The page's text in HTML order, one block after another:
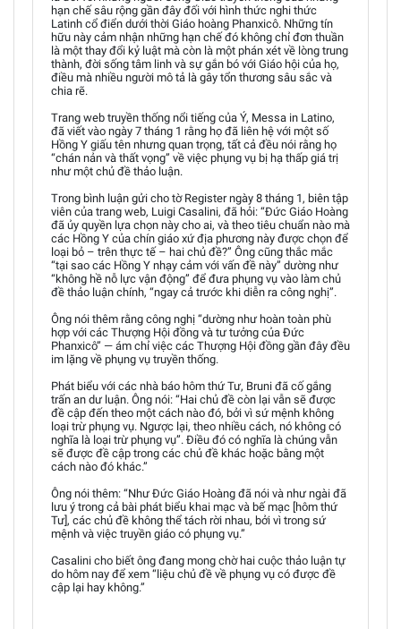
hạn chế sâu rộng gần đây đối với hình thức nghi thức
Latinh cổ điển dưới thời Giáo hoàng Phanxicô. Những tín
hữu này cảm nhận những hạn chế đó không chỉ đơn thuần
là một thay đổi kỷ luật mà còn là một phán xét về lòng trung
thành, đời sống tâm linh và sự gắn bó với Giáo hội của họ,
điều mà nhiều người mô tả là gây tổn thương sâu sắc và
chia rẽ.
Trang web truyền thống nổi tiếng của Ý, Messa in Latino,
đã viết vào ngày 7 tháng 1 rằng họ đã liên hệ với một số
Hồng Y giấu tên nhưng quan trọng, tất cả đều nói rằng họ
“chán nản và thất vọng” về việc phụng vụ bị hạ thấp giá trị
như một chủ đề thảo luận.
Trong bình luận gửi cho tờ Register ngày 8 tháng 1, biên tập
viên của trang web, Luigi Casalini, đã hỏi: “Đức Giáo Hoàng
đã ủy quyền lựa chọn này cho ai, và theo tiêu chuẩn nào mà
các Hồng Y của chín giáo xứ địa phương này được chọn để
loại bỏ – trên thực tế – hai chủ đề?” Ông cũng thắc mắc
“tại sao các Hồng Y nhạy cảm với vấn đề này” dường như
“không hề nỗ lực vận động” để đưa phụng vụ vào làm chủ
đề thảo luận chính, “ngay cả trước khi diễn ra công nghị”.
Ông nói thêm rằng công nghị “dường như hoàn toàn phù
hợp với các Thượng Hội đồng và tư tưởng của Đức
Phanxicô” — ám chỉ việc các Thượng Hội đồng gần đây đều
im lặng về phụng vụ truyền thống.
Phát biểu với các nhà báo hôm thứ Tư, Bruni đã cố gắng
trấn an dư luận. Ông nói: “Hai chủ đề còn lại vẫn sẽ được
đề cập đến theo một cách nào đó, bởi vì sứ mệnh không
loại trừ phụng vụ. Ngược lại, theo nhiều cách, nó không có
nghĩa là loại trừ phụng vụ”. Điều đó có nghĩa là chúng vẫn
sẽ được đề cập trong các chủ đề khác hoặc bằng một
cách nào đó khác.”
Ông nói thêm: “Như Đức Giáo Hoàng đã nói và như ngài đã
lưu ý trong cả bài phát biểu khai mạc và bế mạc [hôm thứ
Tư], các chủ đề không thể tách rời nhau, bởi vì trong sứ
mệnh và việc truyền giáo có phụng vụ.”
Casalini cho biết ông đang mong chờ hai cuộc thảo luận tự
do hôm nay để xem “liệu chủ đề về phụng vụ có được đề
cập lại hay không.”